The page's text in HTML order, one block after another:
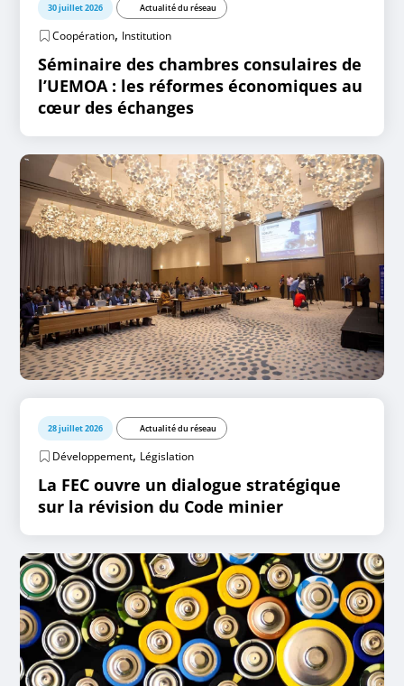
30 juillet 2026 Actualité du réseau
Coopération, Institution
Séminaire des chambres consulaires de
l’UEMOA : les réformes économiques au
cœur des échanges
28 juillet 2026 Actualité du réseau
Développement, Législation
La FEC ouvre un dialogue stratégique
sur la révision du Code minier